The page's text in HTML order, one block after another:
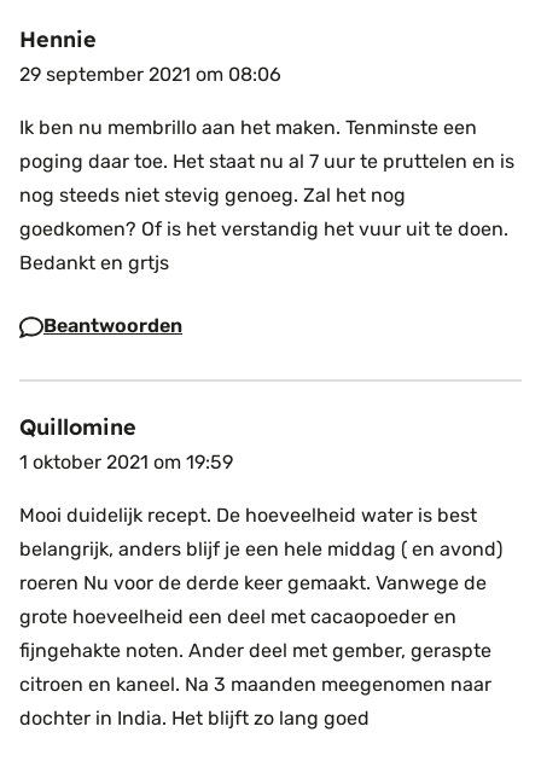
Hennie
29 september 2021 om 08:06
Ik ben nu membrillo aan het maken. Tenminste een
poging daar toe. Het staat nu al 7 uur te pruttelen en is
nog steeds niet stevig genoeg. Zal het nog
goedkomen? Of is het verstandig het vuur uit te doen.
Bedankt en grtjs
Beantwoorden
Quillomine
1 oktober 2021 om 19:59
Mooi duidelijk recept. De hoeveelheid water is best
belangrijk, anders blijf je een hele middag ( en avond)
roeren Nu voor de derde keer gemaakt. Vanwege de
grote hoeveelheid een deel met cacaopoeder en
fijngehakte noten. Ander deel met gember, geraspte
citroen en kaneel. Na 3 maanden meegenomen naar
dochter in India. Het blijft zo lang goed